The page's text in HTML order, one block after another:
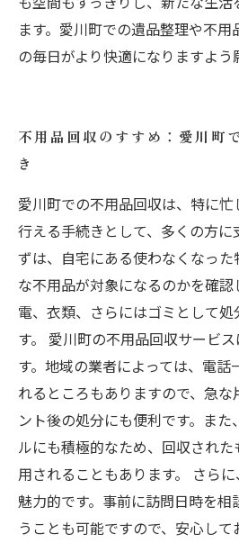
ます。愛川町での遺品整理や不
の毎日がより快適になりますよう
不用品回収のすすめ：愛川町
き
愛川町での不用品回収は、特に
行える手続きとして、多くの方に
ずは、自宅にある使わなくなった
な不用品が対象になるのかを確
電、衣類、さらにはゴミとして
す。 愛川町の不用品回収サービ
す。地域の業者によっては、電話
れるところもありますので、急
ント後の処分にも便利です。ま
ルにも積極的なため、回収され
用されることもあります。 さら
魅力的です。事前に訪問日時を
うことも可能ですので、安心して